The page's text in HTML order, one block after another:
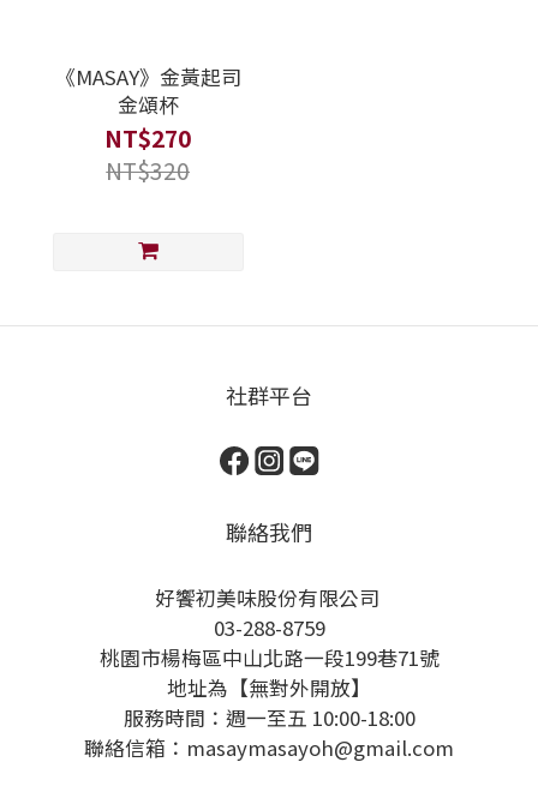
《MASAY》金黃起司
金頌杯
NT$270
NT$320
社群平台
聯絡我們
好饗初美味股份有限公司
03-288-8759
桃園市楊梅區中山北路一段199巷71號
地址為【無對外開放】
服務時間：週一至五 10:00-18:00
聯絡信箱：masaymasayoh@gmail.com